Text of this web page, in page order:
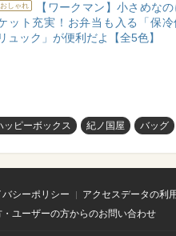
おしゃれ
【ワークマン】小さめな
ット充実！お弁当も入る「保冷
リュック」が便利だよ【全5色】
ッピーボックス 紀ノ国屋 バッグ
バシーポリシー アクセスデータの利
ユーザーの方からのお問い合わせ